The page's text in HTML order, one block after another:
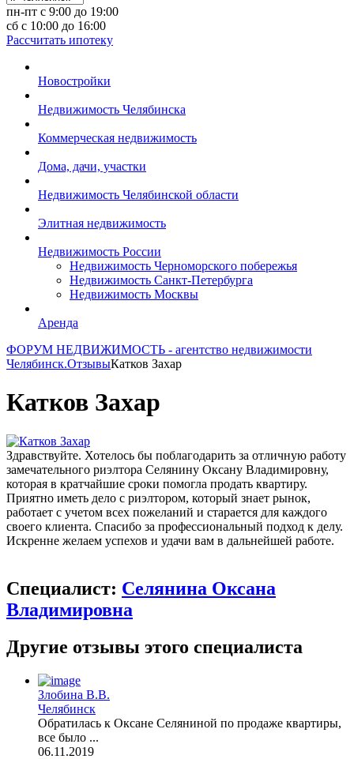
пн-пт с 9:00 до 19:00
сб с 10:00 до 16:00
Рассчитать ипотеку
Новостройки
Недвижимость Челябинска
Коммерческая недвижимость
Дома, дачи, участки
Недвижимость Челябинской области
Элитная недвижимость
Недвижимость России
Недвижимость Черноморского побережья
Недвижимость Санкт-Петербурга
Недвижимость Москвы
Аренда
ФОРУМ НЕДВИЖИМОСТЬ - агентство недвижимости
Челябинск.ОтзывыКатков Захар
Катков Захар
Здравствуйте. Хотелось бы поблагодарить за отличную работу
замечательного риэлтора Селянину Оксану Владимировну,
которая в кратчайшие сроки помогла продать квартиру.
Приятно иметь дело с риэлтором, который знает рынок,
работает с учетом всех пожеланий и старается для каждого
своего клиента. Спасибо за профессиональный подход к делу.
Искренне желаем успехов и удачи вам в дальнейшей работе.
Специалист: Селянина Оксана
Владимировна
Другие отзывы этого специалиста
Злобина В.В.
Челябинск
Обратилась к Оксане Селяниной по продаже квартиры,
все было ...
06.11.2019